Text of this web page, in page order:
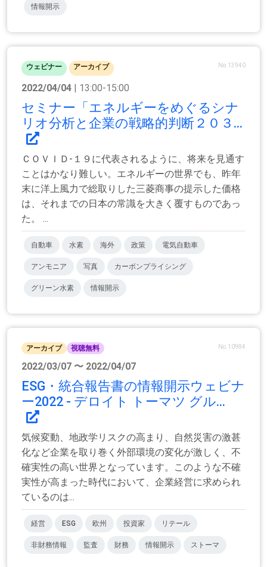
情報開示
ウェビナー アーカイブ No.13940
2022/04/04 | 13:00-15:00
セミナー「エネルギーをめぐるシナ
リオ分析と企業の戦略的判断２０３...
ＣＯＶＩＤ-１９に代表されるように、将来を見通す
ことはかなり難しい。エネルギーの世界でも、昨年
末に洋上風力で総取りした三菱商事の提示した価格
は、それまでの日本の常識を大きく覆すものであっ
た。 ...
自動車 水素 海外 政策 電気自動車
アンモニア 写真 カーボンプライシング
グリーン水素 情報開示
アーカイブ 視聴無料 No.10984
2022/03/07 〜 2022/04/07
ESG・統合報告書の情報開示ウェビナ
ー2022 - デロイト トーマツ グル...
気候変動、地政学リスクの高まり、自然災害の激甚
化など企業を取り巻く外部環境の変化が激しく、不
確実性の高い世界となっています。このような不確
実性が高まった時代において、企業経営に求められ
ているのは...
経営 ESG 欧州 投資家 リテール
非財務情報 監査 財務 情報開示 ストーマ